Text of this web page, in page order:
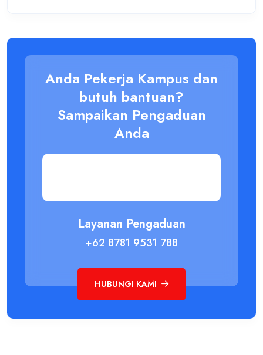
Anda Pekerja Kampus dan
butuh bantuan?
Sampaikan Pengaduan
Anda
Layanan Pengaduan
+62 8781 9531 788
HUBUNGI KAMI